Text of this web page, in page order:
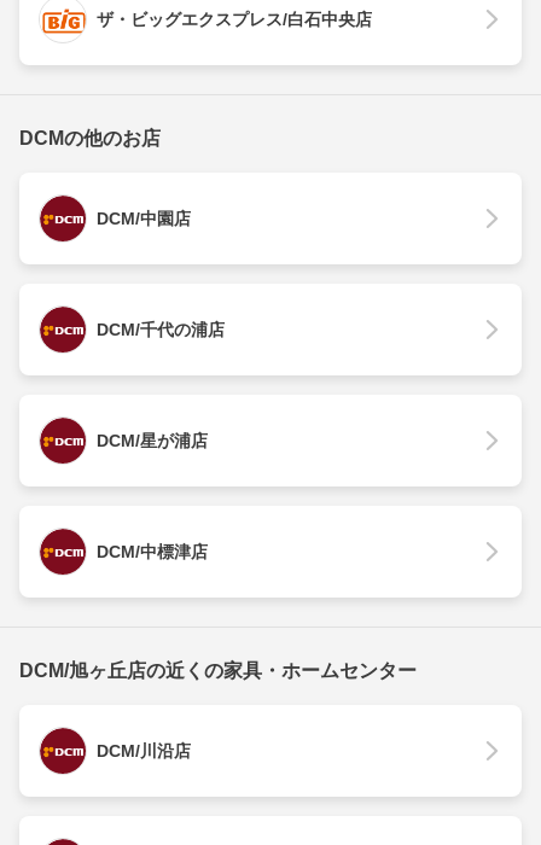
ザ・ビッグエクスプレス/白石中央店
DCMの他のお店
DCM/中園店
DCM/千代の浦店
DCM/星が浦店
DCM/中標津店
DCM/旭ヶ丘店の近くの家具・ホームセンター
DCM/川沿店